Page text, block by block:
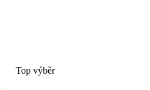
Top výběr